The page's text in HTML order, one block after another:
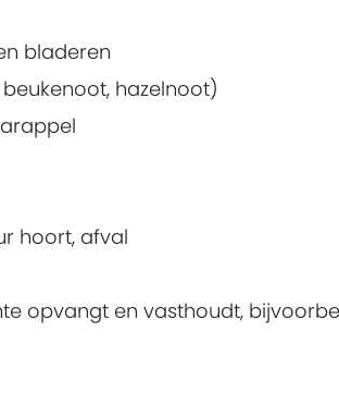
bladeren
hazelnoot)
hoort, afval
opvangt en vasthoudt,